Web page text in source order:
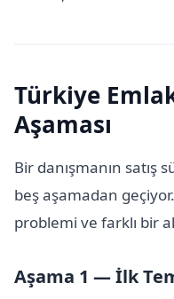
Türkiye Emlak
Aşaması
Bir danışmanın satış
beş aşamadan
problemi ve farklı bir
Aşama 1 — İlk